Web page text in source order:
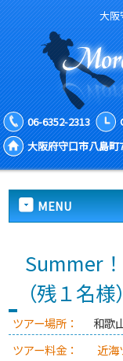
大阪
06-6352-2313
大阪府守口市八島町
MENU
Summer
（残１名様）
ツアー場所：
和歌
ツアー料金：
近海